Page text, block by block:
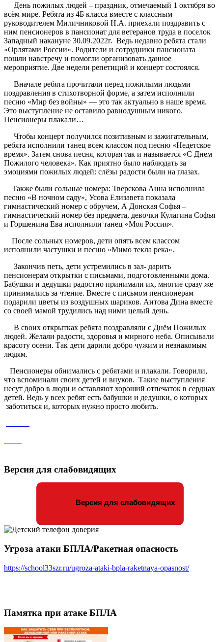
День пожилых людей – праздник, отмечаемый 1 октября во
всём мире. Ребята из 4Б класса вместе с классным
руководителем Миличниковой Н.А. приехали поздравить с
ним пенсионеров в пансионат для ветеранов труда в поселок
Западный накануне 30.09.2022г. Ведь недавно ребята стали
«Орлятами России». Родители и сотрудники пансионата
пошли навстречу и помогли организовать данное
мероприятие. Две недели репетиций и концерт состоялся.
Вначале ребята прочитали перед пожилыми людьми
поздравления в стихотворной форме, а затем исполнили
песню «Мир без войны» — это так актуально в наше время.
Это выступление не оставило равнодушным никого.
Пенсионеры плакали…
Чтобы концерт получился позитивным и зажигательным,
ребята исполнили танец всем классом под песню «Недетское
время». Затем снова песня, которая так и называется «С Днем
Пожилого человека». Как приятно было наблюдать за
эмоциями пожилых людей: слёзы радости были на глазах.
Также были сольные номера: Тверскова Анна исполнила
песню «В ночном саду», Усова Елизавета показала
гимнастический номер с обручем, А Донская Софья –
гимнастический номер без предмета, девочки Кулагина Софья
и Горшенина Ева исполнили танец «Моя Россия».
После сольных номеров, дети опять всем классом
исполнили частушки и песню «Мимо текла река».
Закончив петь, дети устремились в зал- дарить
пенсионерам открытки с письмами, подготовленными дома.
Бабушки и дедушки радостно принимали их, многие сразу же
принимались за чтение. Вместе с письмом пенсионерам
подарили цветы из воздушных шариков. Аитова Дина вместе
со своей мамой трудились над ними целый день.
В своих открытках ребята поздравляли с Днём Пожилых
людей. Желали радости, здоровья и мирного неба. Описывали
красоту осени. Так дети дарили добро чужим и незнакомым
людям.
Пенсионеры обнимались с ребятами и плакали. Говорили,
что вспоминали своих детей и внуков. Такие выступления
несут добро в люди и оставляют хороший отпечаток в сердцах
детей. Ведь у всех ребят есть бабушки и дедушки, о которых
заботиться и, которых нужно просто любить.
Версия для слабовидящих
Версия для слабовидящих
Угроза атаки БПЛА/Ракетная опасность
https://school33szr.ru/ugroza-ataki-bpla-raketnaya-opasnost/
Памятка при атаке БПЛА